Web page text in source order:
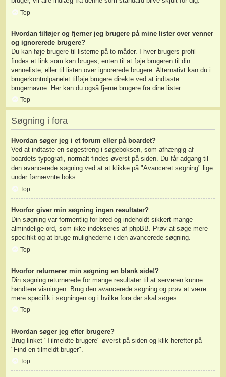
Top
Hvordan tilføjer og fjerner jeg brugere på mine lister over venner
og ignorerede brugere?
Du kan føje brugere til listerne på to måder. I hver brugers profil
findes et link som kan bruges, enten til at føje brugeren til din
venneliste, eller til listen over ignorerede brugere. Alternativt kan du i
brugerkontrolpanelet tilføje brugere direkte ved at indtaste
brugernavne. Her kan du også fjerne brugere fra dine lister.
Top
Søgning i fora
Hvordan søger jeg i et forum eller på boardet?
Ved at indtaste en søgestreng i søgeboksen, som afhængig af
boardets typografi, normalt findes øverst på siden. Du får adgang til
den avancerede søgning ved at at klikke på "Avanceret søgning" lige
under førnævnte boks.
Top
Hvorfor giver min søgning ingen resultater?
Din søgning var formentlig for bred og indeholdt sikkert mange
almindelige ord, som ikke indekseres af phpBB. Prøv at søge mere
specifikt og at bruge mulighederne i den avancerede søgning.
Top
Hvorfor returnerer min søgning en blank side!?
Din søgning returnerede for mange resultater til at serveren kunne
håndtere visningen. Brug den avancerede søgning og prøv at være
mere specifik i søgningen og i hvilke fora der skal søges.
Top
Hvordan søger jeg efter brugere?
Brug linket "Tilmeldte brugere" øverst på siden og klik herefter på
"Find en tilmeldt bruger".
Top